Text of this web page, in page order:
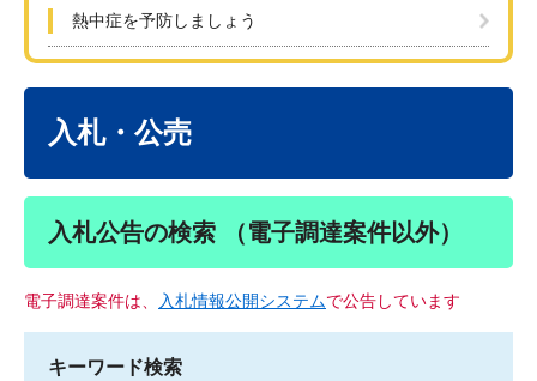
熱中症を予防しましょう
入札・公売
入札公告の検索 （電子調達案件以外）
電子調達案件は、 入札情報公開システムで公告しています
キーワード検索